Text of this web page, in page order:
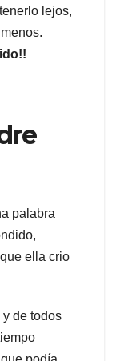
lejos,
palabra
ella crio
de todos